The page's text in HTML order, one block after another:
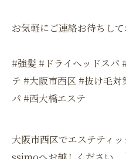
お気軽にご連絡お待ちし
#強髪 #ドライヘッドスパ
テ #大阪市西区 #抜け毛
パ #西大橋エステ
大阪市西区でエステティ